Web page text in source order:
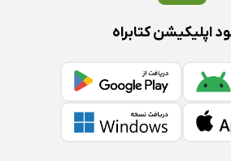
اپلیکیشن کتابراه